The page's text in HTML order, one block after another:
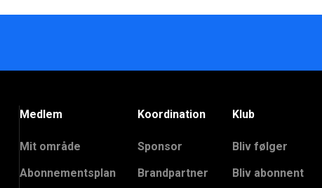
Medlem
Mit område
Abonnementsplan
Koordination
Sponsor
Brandpartner
Klub
Bliv følger
Bliv abonnent